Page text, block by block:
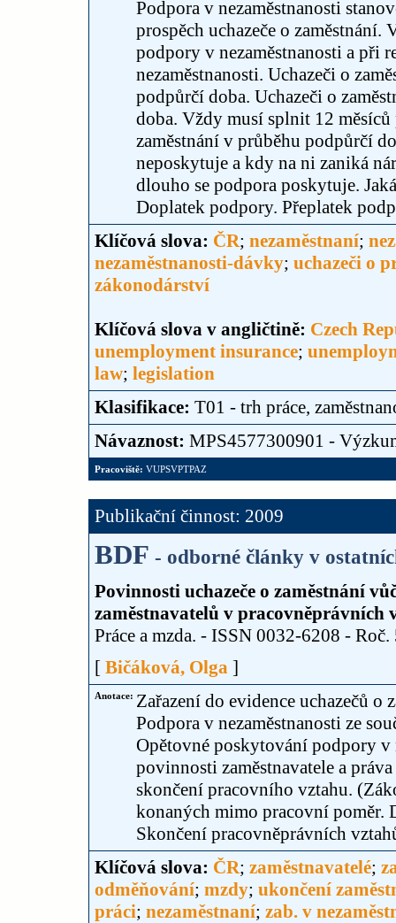
Podpora v nezaměstnanosti
prospěch uchazeče o
podpory v nezaměstnanosti a při
nezaměstnanosti. Uchazeči o
podpůrčí doba. Uchazeči o
doba. Vždy musí splnit 12 měsíců
zaměstnání v průběhu podpůrčí
neposkytuje a kdy na ni zaniká
dlouho se podpora poskytuje.
Doplatek podpory. Přeplatek
Klíčová slova: ČR; nezaměstnaní;
nezaměstnanosti-dávky; uchazeči o
zákonodárství
Klíčová slova v angličtině: Czech
unemployment insurance;
law; legislation
Klasifikace: T01 - trh práce,
Návaznost: MPS4577300901 -
Pracoviště: VUPSVPTPAZ
Publikační činnost: 2009
BDF - odborné články v
Povinnosti uchazeče o zaměstnání
zaměstnavatelů v pracovněprávních
Práce a mzda. - ISSN 0032-6208 -
[ Bičáková, Olga ]
Anotace: Zařazení do evidence uchazečů o
Podpora v nezaměstnanosti ze
Opětovné poskytování podpory v
povinnosti zaměstnavatele a
skončení pracovního vztahu.
konaných mimo pracovní poměr.
Skončení pracovněprávních
Klíčová slova: ČR; zaměstnavatelé;
odměňování; mzdy; ukončení
práci; nezaměstnaní; zab. v